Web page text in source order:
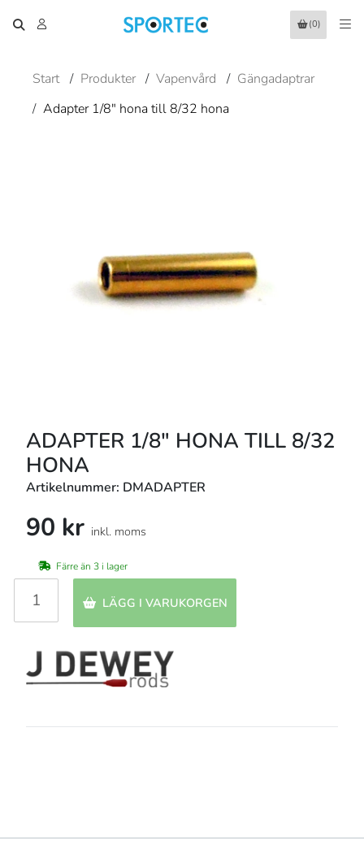
(0)
Start / Produkter / Vapenvård / Gängadaptrar
/ Adapter 1/8" hona till 8/32 hona
ADAPTER 1/8" HONA TILL 8/32
HONA
Artikelnummer: DMADAPTER
90 kr inkl. moms
Färre än 3 i lager
LÄGG I VARUKORGEN